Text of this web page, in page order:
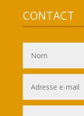
CONTACT